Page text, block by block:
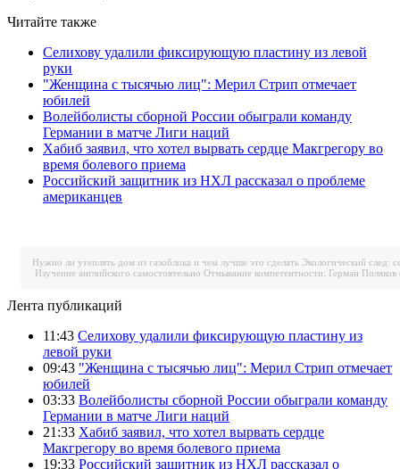
Читайте также
Селихову удалили фиксирующую пластину из левой
руки
"Женщина с тысячью лиц": Мерил Стрип отмечает
юбилей
Волейболисты сборной России обыграли команду
Германии в матче Лиги наций
Хабиб заявил, что хотел вырвать сердце Макгрегору во
время болевого приема
Российский защитник из НХЛ рассказал о проблеме
американцев
Нужно ли утеплять дом из газоблока и чем лучше это сделать Экологический след:
Изучение английского самостоятельно Отмывание компетентности: Герман
Лента публикаций
11:43 Селихову удалили фиксирующую пластину из
левой руки
09:43 "Женщина с тысячью лиц": Мерил Стрип отмечает
юбилей
03:33 Волейболисты сборной России обыграли команду
Германии в матче Лиги наций
21:33 Хабиб заявил, что хотел вырвать сердце
Макгрегору во время болевого приема
19:33 Российский защитник из НХЛ рассказал о